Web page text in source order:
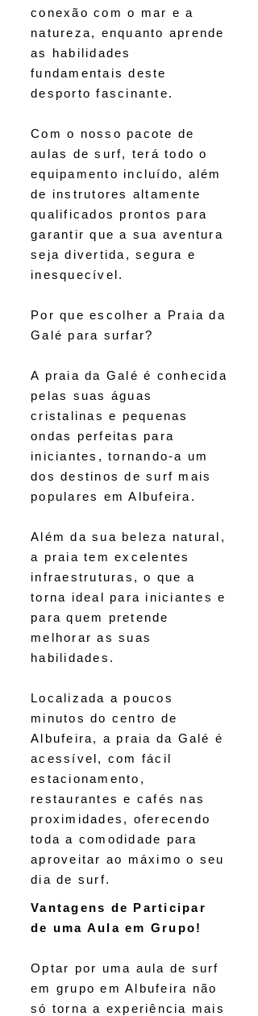
conexão com o mar e a
natureza, enquanto aprende
as habilidades
fundamentais deste
desporto fascinante.
Com o nosso pacote de
aulas de surf, terá todo o
equipamento incluído, além
de instrutores altamente
qualificados prontos para
garantir que a sua aventura
seja divertida, segura e
inesquecível.
Por que escolher a Praia da
Galé para surfar?
A praia da Galé é conhecida
pelas suas águas
cristalinas e pequenas
ondas perfeitas para
iniciantes, tornando-a um
dos destinos de surf mais
populares em Albufeira.
Além da sua beleza natural,
a praia tem excelentes
infraestruturas, o que a
torna ideal para iniciantes e
para quem pretende
melhorar as suas
habilidades.
Localizada a poucos
minutos do centro de
Albufeira, a praia da Galé é
acessível, com fácil
estacionamento,
restaurantes e cafés nas
proximidades, oferecendo
toda a comodidade para
aproveitar ao máximo o seu
dia de surf.
Vantagens de Participar
de uma Aula em Grupo!
Optar por uma aula de surf
em grupo em Albufeira não
só torna a experiência mais